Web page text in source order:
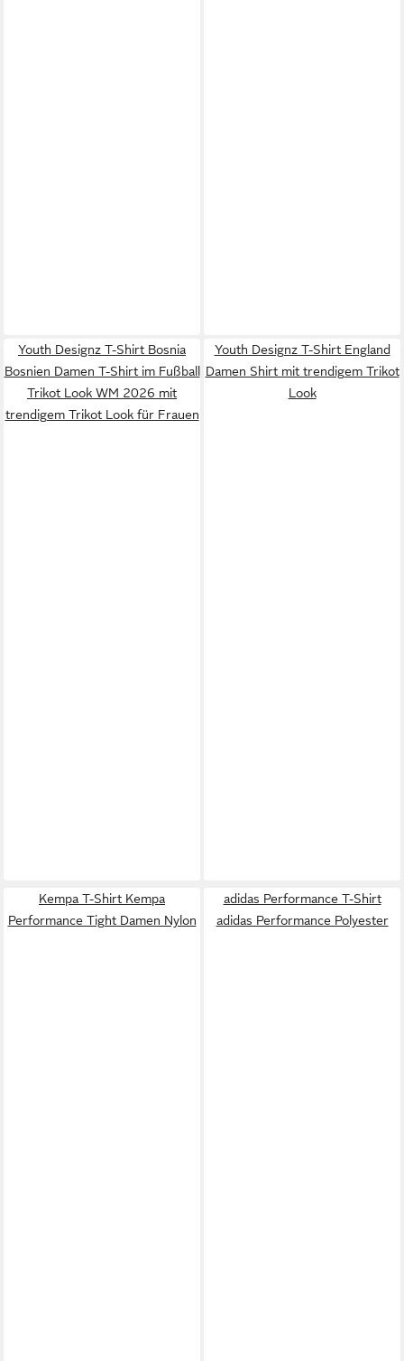
Youth Designz T-Shirt Bosnia
Bosnien Damen T-Shirt im Fußball
Trikot Look WM 2026 mit
trendigem Trikot Look für Frauen
Youth Designz T-Shirt England
Damen Shirt mit trendigem Trikot
Look
Kempa T-Shirt Kempa
Performance Tight Damen Nylon
adidas Performance T-Shirt
adidas Performance Polyester